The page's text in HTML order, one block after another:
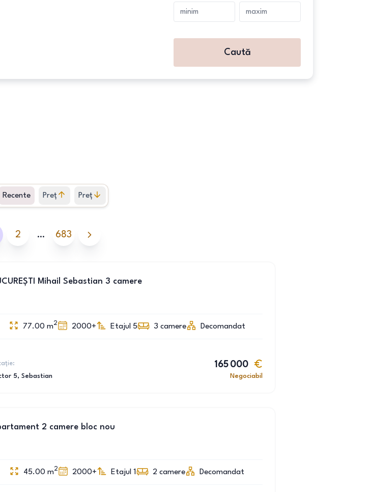
Caută
Recente Preț
crescător
Preț
descrescător
2 … 683
Mihail Sebastian 3 camere
77.00 m2 2000+ Etajul 5 3 camere Decomandat
5, Sebastian
165 000
Negociabil
2 camere bloc nou
45.00 m2 2000+ Etajul 1 2 camere Decomandat